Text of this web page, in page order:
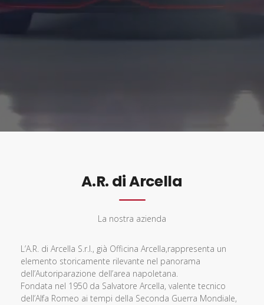
A.R. di Arcella
La nostra azienda
L’A.R. di Arcella S.r.l., già Officina Arcella,rappresenta un
elemento storicamente rilevante nel panorama
dell’Autoriparazione dell’area napoletana.
Fondata nel 1950 da Salvatore Arcella, valente tecnico
dell’Alfa Romeo ai tempi della Seconda Guerra Mondiale,